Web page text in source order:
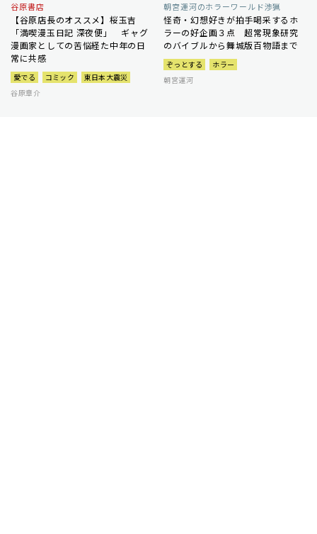
谷原書店
【谷原店長のオススメ】桜玉吉
「満喫漫玉日記 深夜便」 ギャグ
漫画家としての苦悩経た中年の日
常に共感
愛でる コミック
東日本大震災
谷原章介
朝宮運河のホラーワールド渉猟
怪奇・幻想好きが拍手喝采するホ
ラーの好企画３点 超常現象研究
のバイブルから舞城版百物語まで
ぞっとする
ホラー
朝宮運河